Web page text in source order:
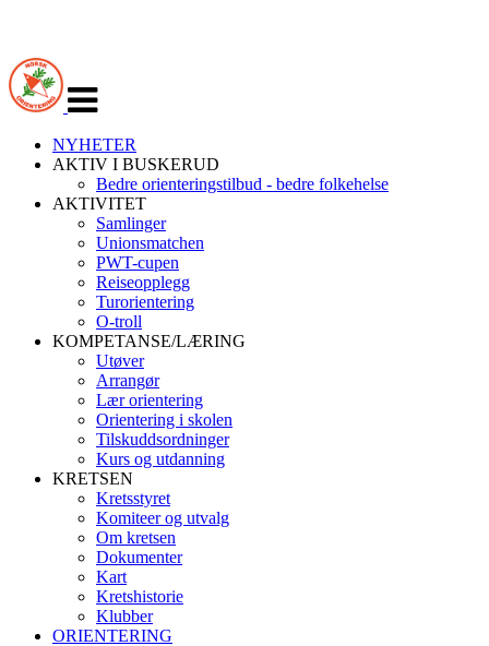
navigasjon
NYHETER
AKTIV I BUSKERUD
Bedre orienteringstilbud - bedre folkehelse
AKTIVITET
Samlinger
Unionsmatchen
PWT-cupen
Reiseopplegg
Turorientering
O-troll
KOMPETANSE/LÆRING
Utøver
Arrangør
Lær orientering
Orientering i skolen
Tilskuddsordninger
Kurs og utdanning
KRETSEN
Kretsstyret
Komiteer og utvalg
Om kretsen
Dokumenter
Kart
Kretshistorie
Klubber
ORIENTERING